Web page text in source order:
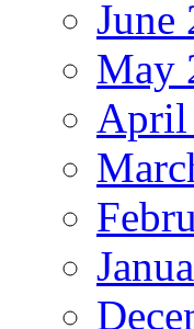
June
May
April